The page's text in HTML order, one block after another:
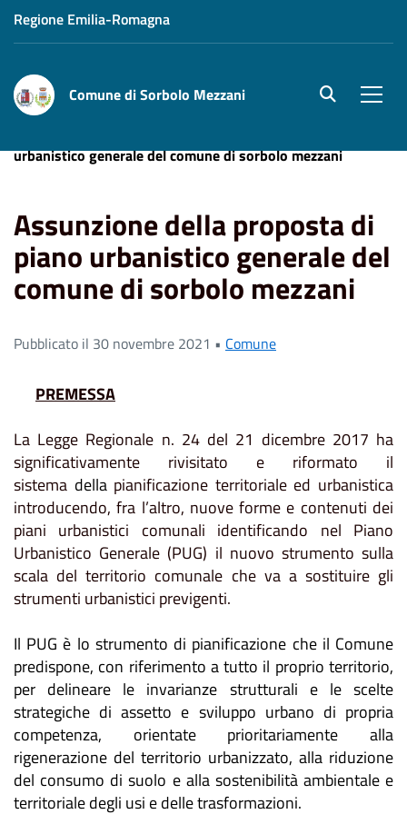
Regione Emilia-Romagna
Comune di Sorbolo Mezzani site.searc
urbanistico generale del comune di sorbolo mezzani
Assunzione della proposta di
piano urbanistico generale del
comune di sorbolo mezzani
Pubblicato il 30 novembre 2021 • Comune
PREMESSA
La Legge Regionale n. 24 del 21 dicembre 2017 ha
significativamente rivisitato e riformato il
sistema dellapianificazione territoriale ed urbanistica
introducendo, fra l’altro, nuove forme e contenuti dei
piani urbanistici comunali identificando nel Piano
Urbanistico Generale (PUG) il nuovo strumento sulla
scala del territorio comunale che va a sostituire gli
strumenti urbanistici previgenti.
Il PUG è lo strumento di pianificazione che il Comune
predispone, con riferimento a tutto il proprio territorio,
per delineare le invarianze strutturali e le scelte
strategiche di assetto e sviluppo urbano di propria
competenza, orientate prioritariamente alla
rigenerazione del territorio urbanizzato, alla riduzione
del consumo di suolo e alla sostenibilità ambientale e
territoriale degli usi e delle trasformazioni.